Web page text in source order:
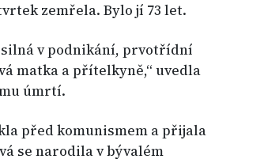
zemřela. Bylo jí 73 let.
silná v podnikání, prvotřídní
matka a přítelkyně,“ uvedla
úmrtí.
před komunismem a přijala
se narodila v bývalém